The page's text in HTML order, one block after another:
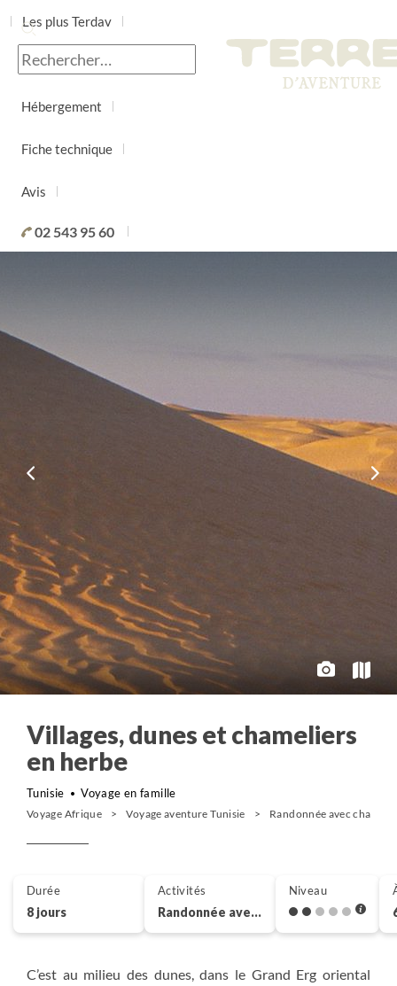
Les plus Terdav
Jour par jour
Hébergement
Fiche technique
Avis
02 543 95 60
Villages, dunes et chameliers
en herbe
Tunisie Voyage en famille
Voyage Afrique Voyage aventure Tunisie Randonnée avec
C’est au milieu des dunes, dans le Grand Erg oriental
Durée
8 jours
Activités
Randonnée avec chameau
Niveau